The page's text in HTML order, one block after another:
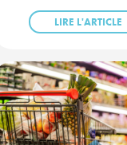
LIRE L'ARTICLE